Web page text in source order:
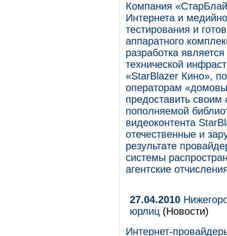
Компания
Интернета и
тестирования и
аппаратного
разработка
технической
«StarBlazer Кино»,
операторам
предоставить своим
пополняемой
видеоконтента
отечественные и
результате
системы
агентские
27.04.2010
юрлиц (Новости)
Интернет-